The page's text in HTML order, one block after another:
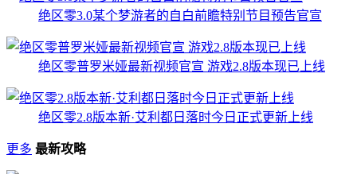
绝区零3.0某个梦游者的自白前瞻特别节目预告官宣
绝区零普罗米娅最新视频官宣 游戏2.8版本现已上线
绝区零2.8版本新·艾利都日落时今日正式更新上线
更多 最新攻略